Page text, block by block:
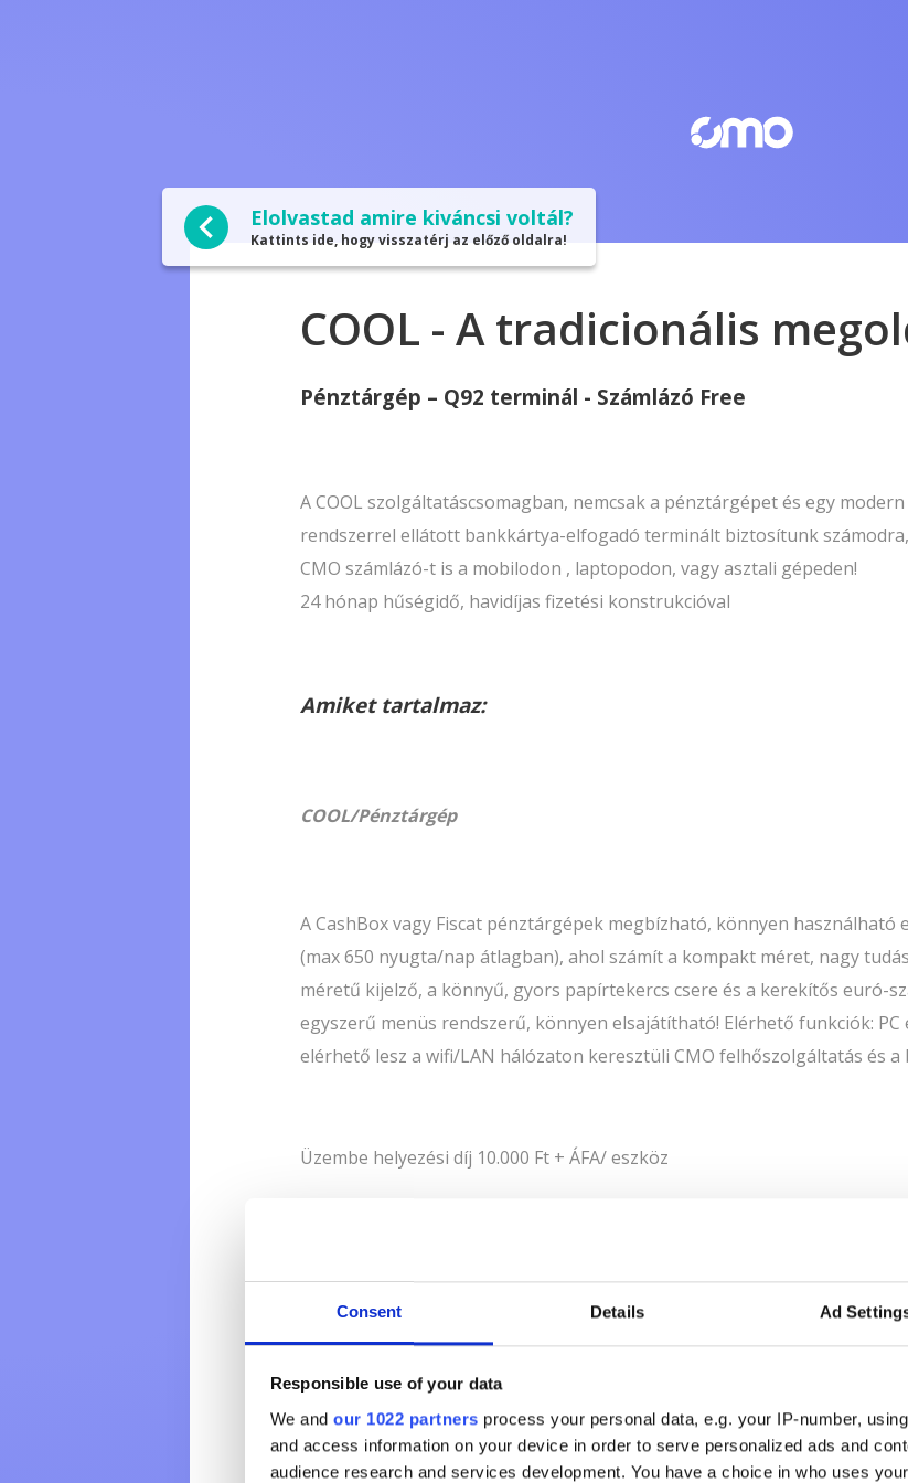
Consent Details Ad
Responsible use of your data
We and our 1022 partners process your personal data, e.g. your IP-number,
and access information on your device in order to serve personalized ads and
audience research and services development. You have a choice in who uses
Elolvastad amire kiváncsi voltál?
Kattints ide, hogy visszatérj az előző oldalra!
COOL - A tradicionális
Pénztárgép – Q92 terminál - Számlázó Free
A COOL szolgáltatáscsomagban, nemcsak a pénztárgépet és egy
rendszerrel ellátott bankkártya-elfogadó terminált biztosítunk
CMO számlázó-t is a mobilodon , laptopodon, vagy asztali gépeden!
24 hónap hűségidő, havidíjas fizetési konstrukcióval
Amiket tartalmaz:
COOL/Pénztárgép
A CashBox vagy Fiscat pénztárgépek megbízható, könnyen használható
(max 650 nyugta/nap átlagban), ahol számít a kompakt méret, nagy
méretű kijelző, a könnyű, gyors papírtekercs csere és a kerekítős euró-
egyszerű menüs rendszerű, könnyen elsajátítható! Elérhető funkciók:
elérhető lesz a wifi/LAN hálózaton keresztüli CMO felhőszolgáltatás és
Üzembe helyezési díj 10.000 Ft + ÁFA/ eszköz
További információk